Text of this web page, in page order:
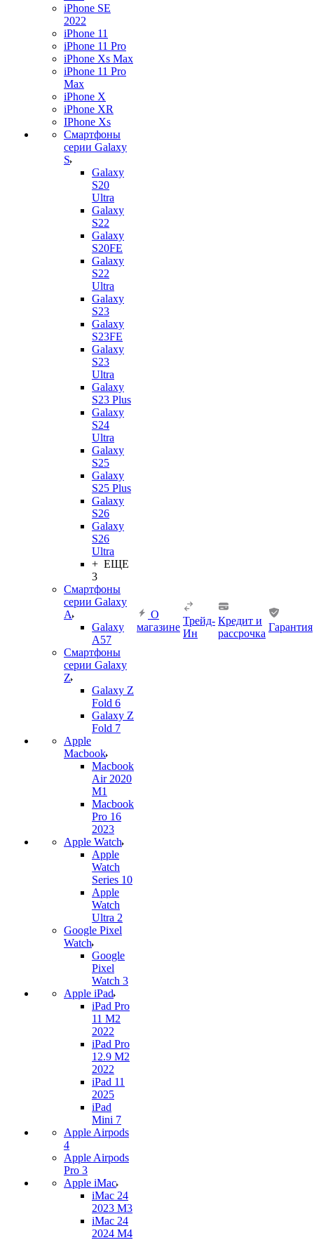
iPhone SE
2022
iPhone 11
iPhone 11 Pro
iPhone Xs Max
iPhone 11 Pro
Max
iPhone X
iPhone XR
IPhone Xs
Смартфоны
серии Galaxy
S
Galaxy
S20
Ultra
Galaxy
S22
Galaxy
S20FE
Galaxy
S22
Ultra
Galaxy
S23
Galaxy
S23FE
Galaxy
S23
Ultra
Galaxy
S23 Plus
Galaxy
S24
Ultra
Galaxy
S25
Galaxy
S25 Plus
Galaxy
S26
Galaxy
S26
Ultra
+ ЕЩЕ
3
Смартфоны
серии Galaxy
A
Galaxy
A57
Смартфоны
серии Galaxy
Z
Galaxy Z
Fold 6
Galaxy Z
Fold 7
Apple
Macbook
Macbook
Air 2020
M1
Macbook
Pro 16
2023
Apple Watch
Apple
Watch
Series 10
Apple
Watch
Ultra 2
Google Pixel
Watch
Google
Pixel
Watch 3
Apple iPad
iPad Pro
11 M2
2022
iPad Pro
12.9 M2
2022
iPad 11
2025
iPad
Mini 7
Apple Airpods
4
Apple Airpods
Pro 3
Apple iMac
iMac 24
2023 M3
iMac 24
2024 M4
О
магазине
Трейд-
Ин
Кредит и
рассрочка
Гарантия